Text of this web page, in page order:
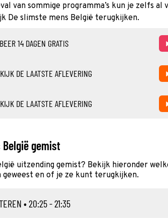
van sommige programma’s kun je zelfs al
De slimste mens België terugkijken.
14 DAGEN GRATIS
KIJK DE LAATSTE AFLEVERING
KIJK DE LAATSTE AFLEVERING
gemist
uitzending gemist? Bekijk hieronder
geweest en of je ze kunt terugkijken.
• 20:25 - 21:35